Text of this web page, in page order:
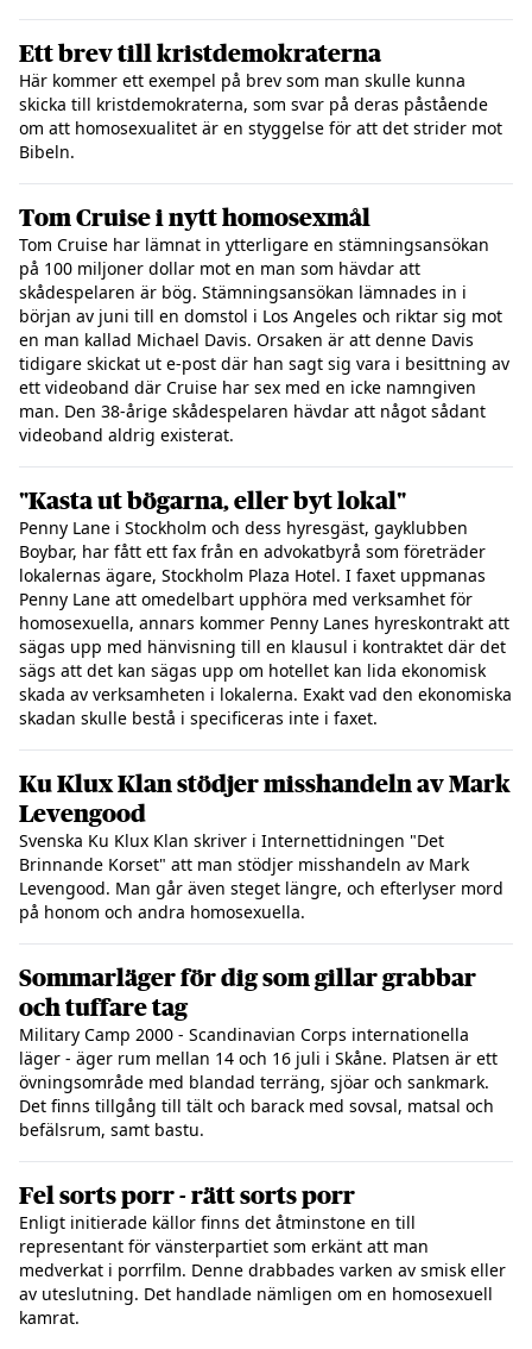
Ett brev till kristdemokraterna
Här kommer ett exempel på brev som man skulle kunna
skicka till kristdemokraterna, som svar på deras påstående
om att homosexualitet är en styggelse för att det strider mot
Bibeln.
Tom Cruise i nytt homosexmål
Tom Cruise har lämnat in ytterligare en stämningsansökan
på 100 miljoner dollar mot en man som hävdar att
skådespelaren är bög. Stämningsansökan lämnades in i
början av juni till en domstol i Los Angeles och riktar sig mot
en man kallad Michael Davis. Orsaken är att denne Davis
tidigare skickat ut e-post där han sagt sig vara i besittning av
ett videoband där Cruise har sex med en icke namngiven
man. Den 38-årige skådespelaren hävdar att något sådant
videoband aldrig existerat.
"Kasta ut bögarna, eller byt lokal"
Penny Lane i Stockholm och dess hyresgäst, gayklubben
Boybar, har fått ett fax från en advokatbyrå som företräder
lokalernas ägare, Stockholm Plaza Hotel. I faxet uppmanas
Penny Lane att omedelbart upphöra med verksamhet för
homosexuella, annars kommer Penny Lanes hyreskontrakt att
sägas upp med hänvisning till en klausul i kontraktet där det
sägs att det kan sägas upp om hotellet kan lida ekonomisk
skada av verksamheten i lokalerna. Exakt vad den ekonomiska
skadan skulle bestå i specificeras inte i faxet.
Ku Klux Klan stödjer misshandeln av Mark
Levengood
Svenska Ku Klux Klan skriver i Internettidningen "Det
Brinnande Korset" att man stödjer misshandeln av Mark
Levengood. Man går även steget längre, och efterlyser mord
på honom och andra homosexuella.
Sommarläger för dig som gillar grabbar
och tuffare tag
Military Camp 2000 - Scandinavian Corps internationella
läger - äger rum mellan 14 och 16 juli i Skåne. Platsen är ett
övningsområde med blandad terräng, sjöar och sankmark.
Det finns tillgång till tält och barack med sovsal, matsal och
befälsrum, samt bastu.
Fel sorts porr - rätt sorts porr
Enligt initierade källor finns det åtminstone en till
representant för vänsterpartiet som erkänt att man
medverkat i porrfilm. Denne drabbades varken av smisk eller
av uteslutning. Det handlade nämligen om en homosexuell
kamrat.